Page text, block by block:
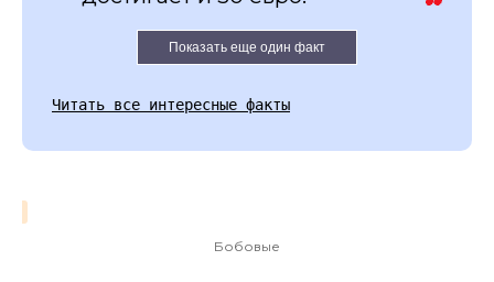
Показать еще один факт
Читать все интересные факты
Бобовые